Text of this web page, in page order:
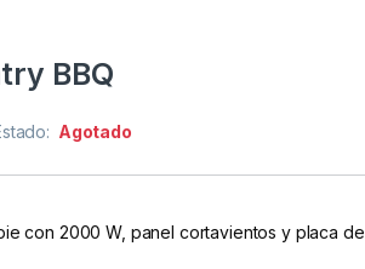
BBQ
Agotado
con 2000 W, panel cortavientos y placa de